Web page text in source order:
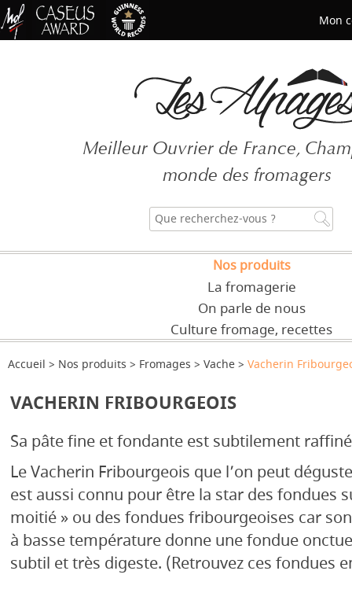
Meilleur Ouvrier de France,
monde des fromagers
Nos produits
La fromagerie
On parle de nous
Culture fromage, recettes
Accueil Nos produits Fromages Vache Vacherin
VACHERIN FRIBOURGEOIS
Sa pâte fine et fondante est subtilement
Le Vacherin Fribourgeois que l’on peut
est aussi connu pour être la star des fondues
moitié » ou des fondues fribourgeoises car
à basse température donne une fondue
subtil et très digeste. (Retrouvez ces fondues
Mon
Mot de passe oublié ?
CRÉER UN